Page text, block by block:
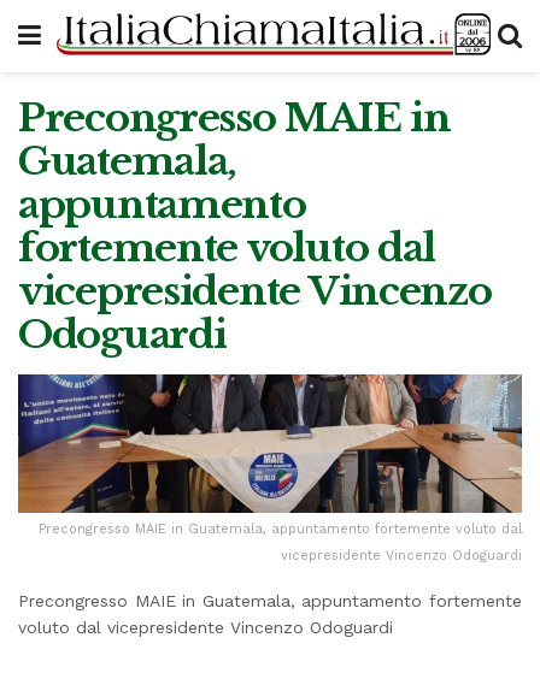
Precongresso MAIE in
Guatemala,
appuntamento
fortemente voluto dal
vicepresidente Vincenzo
Odoguardi
Precongresso MAIE in Guatemala, appuntamento fortemente voluto dal
vicepresidente Vincenzo Odoguardi
Precongresso MAIE in Guatemala, appuntamento fortemente
voluto dal vicepresidente Vincenzo Odoguardi